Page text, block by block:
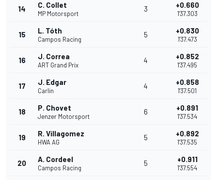
14 C. Collet
MP Motorsport
3 +0.660
1'37.303
15 L. Tóth
Campos Racing
5 +0.830
1'37.473
16 J. Correa
ART Grand Prix
4 +0.852
1'37.495
17 J. Edgar
Carlin
4 +0.858
1'37.501
18 P. Chovet
Jenzer Motorsport
6 +0.891
1'37.534
19 R. Villagomez
HWA AG
5 +0.892
1'37.535
20 A. Cordeel
Campos Racing
5 +0.911
1'37.554